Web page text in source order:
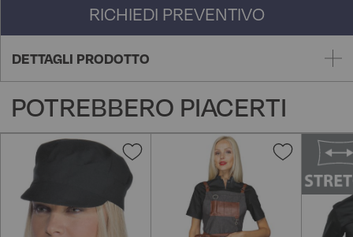
RICHIEDI PREVENTIVO
DETTAGLI PRODOTTO
POTREBBERO PIACERTI
Aggiungi
desideri
Aggiungi
alla
lista
desideri